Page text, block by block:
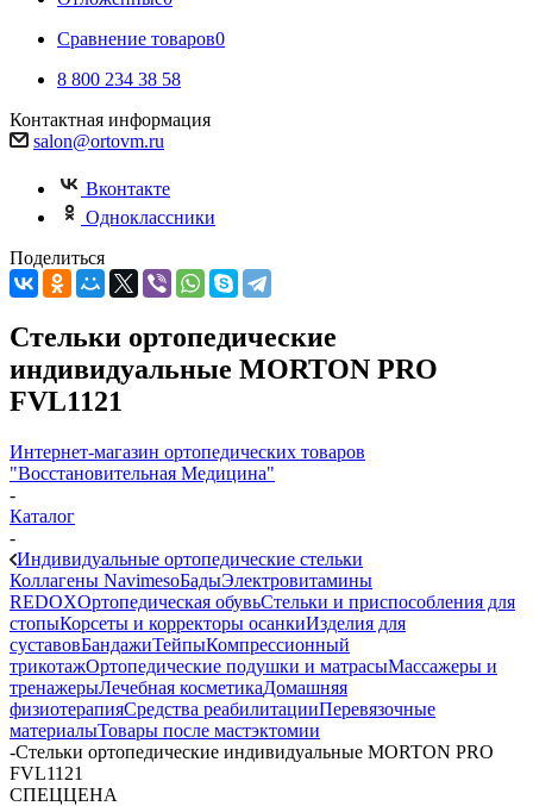
Сравнение товаров0
8 800 234 38 58
Контактная информация
salon@ortovm.ru
Вконтакте
Одноклассники
Поделиться
Стельки ортопедические
индивидуальные MORTON PRO
FVL1121
Интернет-магазин ортопедических товаров
"Восстановительная Медицина"
-
Каталог
-
Индивидуальные ортопедические стельки
Коллагены NavimesoБадыЭлектровитамины
REDOXОртопедическая обувьСтельки и приспособления для
стопыКорсеты и корректоры осанкиИзделия для
суставовБандажиТейпыКомпрессионный
трикотажОртопедические подушки и матрасыМассажеры и
тренажерыЛечебная косметикаДомашняя
физиотерапияСредства реабилитацииПеревязочные
материалыТовары после мастэктомии
-Стельки ортопедические индивидуальные MORTON PRO
FVL1121
СПЕЦЦЕНА